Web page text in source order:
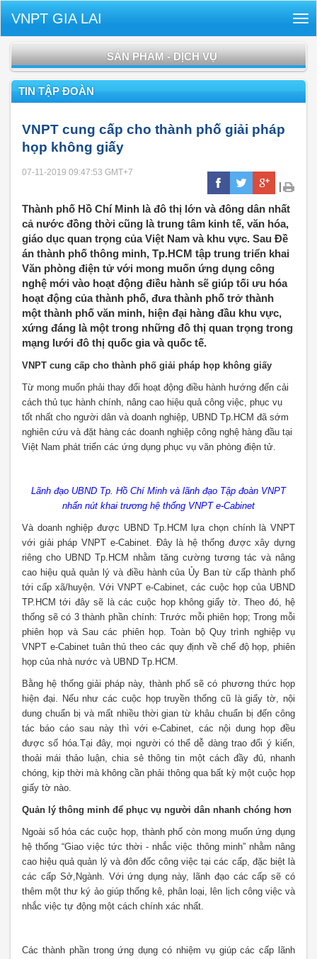
VNPT GIA LAI
SẢN PHẨM - DỊCH VỤ
TIN TẬP ĐOÀN
VNPT cung cấp cho thành phố giải pháp
họp không giấy
07-11-2019 09:47:53 GMT+7
|
Thành phố Hồ Chí Minh là đô thị lớn và đông dân nhất
cả nước đồng thời cũng là trung tâm kinh tế, văn hóa,
giáo dục quan trọng của Việt Nam và khu vực. Sau Đề
án thành phố thông minh, Tp.HCM tập trung triển khai
Văn phòng điện tử với mong muốn ứng dụng công
nghệ mới vào hoạt động điều hành sẽ giúp tối ưu hóa
hoạt động của thành phố, đưa thành phố trở thành
một thành phố văn minh, hiện đại hàng đầu khu vực,
xứng đáng là một trong những đô thị quan trọng trong
mạng lưới đô thị quốc gia và quốc tế.
VNPT cung cấp cho thành phố giải pháp họp không giấy
Từ mong muốn phải thay đổi hoạt động điều hành hướng đến cải
cách thủ tục hành chính, nâng cao hiệu quả công việc, phục vụ
tốt nhất cho người dân và doanh nghiệp, UBND Tp.HCM đã sớm
nghiên cứu và đặt hàng các doanh nghiệp công nghệ hàng đầu tại
Việt Nam phát triển các ứng dụng phục vụ văn phòng điện tử.
Lãnh đạo UBND Tp. Hồ Chí Minh và lãnh đạo Tập đoàn VNPT
nhấn nút khai trương hệ thống VNPT e-Cabinet
Và doanh nghiệp được UBND Tp.HCM lựa chọn chính là VNPT
với giải pháp VNPT e-Cabinet. Đây là hệ thống được xây dựng
riêng cho UBND Tp.HCM nhằm tăng cường tương tác và nâng
cao hiệu quả quản lý và điều hành của Ủy Ban từ cấp thành phố
tới cấp xã/huyện. Với VNPT e-Cabinet, các cuộc họp của UBND
TP.HCM tới đây sẽ là các cuộc họp không giấy tờ. Theo đó, hệ
thống sẽ có 3 thành phần chính: Trước mỗi phiên họp; Trong mỗi
phiên họp và Sau các phiên họp. Toàn bộ Quy trình nghiệp vụ
VNPT e-Cabinet tuân thủ theo các quy định về chế độ họp, phiên
họp của nhà nước và UBND Tp.HCM.
Bằng hệ thống giải pháp này, thành phố sẽ có phương thức họp
hiện đại. Nếu như các cuộc họp truyền thống cũ là giấy tờ, nội
dung chuẩn bị và mất nhiều thời gian từ khâu chuẩn bị đến công
tác báo cáo sau này thì với e-Cabinet, các nội dung họp đều
được số hóa.Tại đây, mọi người có thể dễ dàng trao đổi ý kiến,
thoải mái thảo luận, chia sẻ thông tin một cách đầy đủ, nhanh
chóng, kịp thời mà không cần phải thông qua bất kỳ một cuộc họp
giấy tờ nào.
Quản lý thông minh để phục vụ người dân nhanh chóng hơn
Ngoài số hóa các cuộc họp, thành phố còn mong muốn ứng dụng
hệ thống “Giao việc tức thời - nhắc việc thông minh” nhằm nâng
cao hiệu quả quản lý và đôn đốc công việc tại các cấp, đặc biệt là
các cấp Sở,Ngành. Với ứng dụng này, lãnh đạo các cấp sẽ có
thêm một thư ký ảo giúp thống kê, phân loại, lên lịch công việc và
nhắc việc tự động một cách chính xác nhất.
Các thành phần trong ứng dụng có nhiệm vụ giúp các cấp lãnh